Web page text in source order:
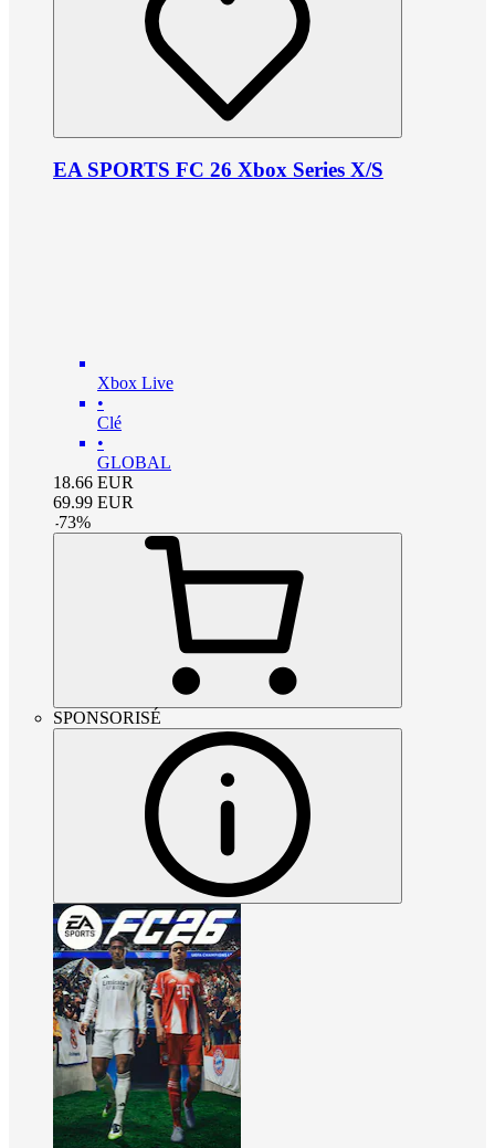
EA SPORTS FC 26 Xbox Series X/S
Xbox Live
•
Clé
•
GLOBAL
18.66 EUR
69.99 EUR
-73%
SPONSORISÉ